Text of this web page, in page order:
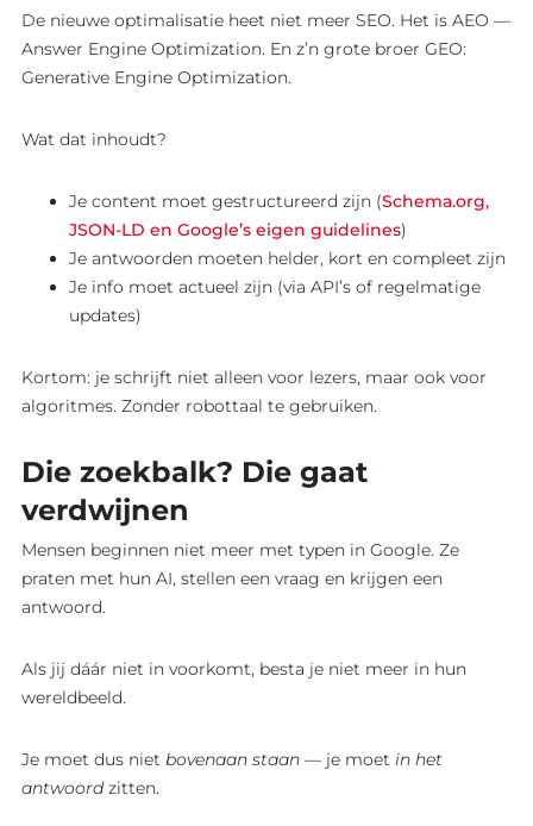
De nieuwe optimalisatie heet niet meer SEO. Het is AEO —
Answer Engine Optimization. En z’n grote broer GEO:
Generative Engine Optimization.
Wat dat inhoudt?
Je content moet gestructureerd zijn (Schema.org,
JSON-LD en Google’s eigen guidelines)
Je antwoorden moeten helder, kort en compleet zijn
Je info moet actueel zijn (via API’s of regelmatige
updates)
Kortom: je schrijft niet alleen voor lezers, maar ook voor
algoritmes. Zonder robottaal te gebruiken.
Die zoekbalk? Die gaat
verdwijnen
Mensen beginnen niet meer met typen in Google. Ze
praten met hun AI, stellen een vraag en krijgen een
antwoord.
Als jij dáár niet in voorkomt, besta je niet meer in hun
wereldbeeld.
Je moet dus niet bovenaan staan — je moet in het
antwoordzitten.